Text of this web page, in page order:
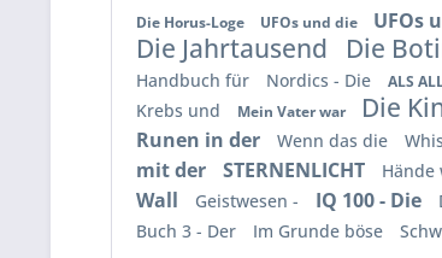
Die Horus-Loge UFOs und die UFOs
Die Jahrtausend Die
Handbuch für Nordics - Die ALS
Krebs und Mein Vater war Die
Runen in der Wenn das die
mit der
STERNENLICHT Hände
Wall
Geistwesen - IQ 100 - Die
Buch 3 - Der Im Grunde böse